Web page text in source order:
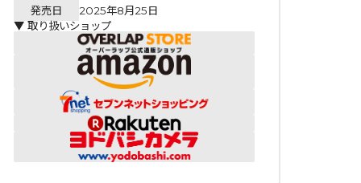
発売日
2025年8月25日
▼ 取り扱いショップ